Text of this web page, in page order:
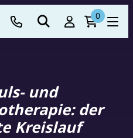
0
und
der
Kreislauf